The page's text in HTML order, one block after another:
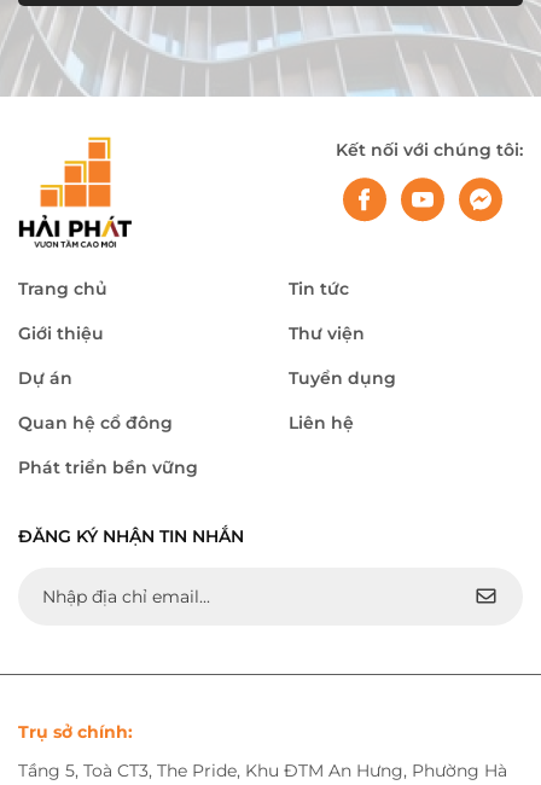
Kết nối với chúng tôi:
Trang chủ
Giới thiệu
Dự án
Quan hệ cổ đông
Phát triển bền vững
Tin tức
Thư viện
Tuyển dụng
Liên hệ
ĐĂNG KÝ NHẬN TIN NHẮN
Trụ sở chính:
Tầng 5, Toà CT3, The Pride, Khu ĐTM An Hưng, Phường Hà